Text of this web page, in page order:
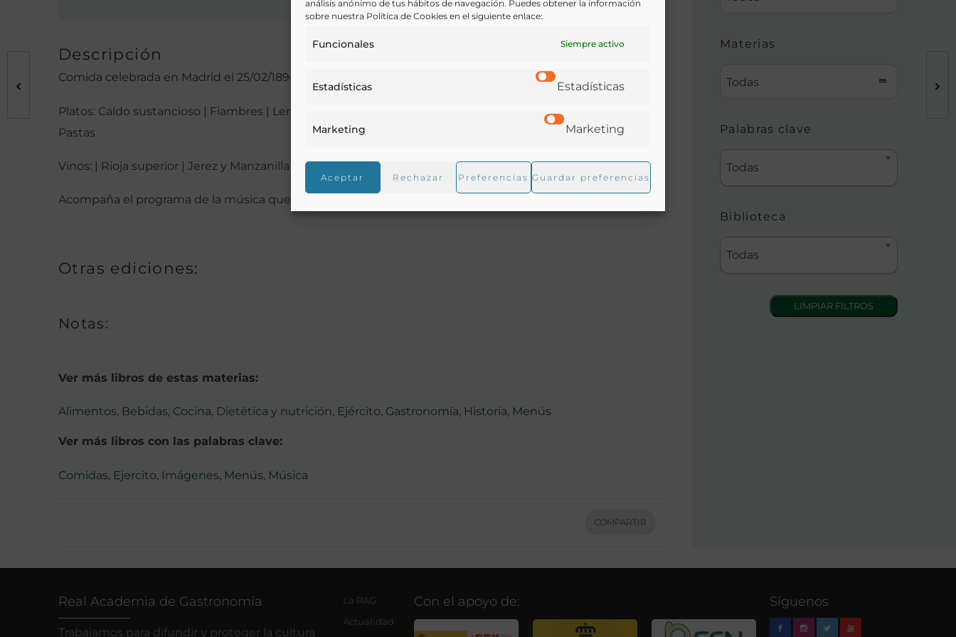
análisis anónimo de tus hábitos de navegación. Puedes obtener la información
sobre nuestra Política de Cookies en el siguiente enlace:
Funcionales Siempre activo
Estadísticas Estadísticas
Marketing Marketing
Aceptar Rechazar Preferencias Guardar preferencias
Descripción
Comida celebrada en Madrid el 25/02/1894
Platos: Caldo sustancioso | Fiambres | Lengua y pavo trufado | Jamón en dulce | Emparedados | Dulces y
Pastas
Vinos: | Rioja superior | Jerez y Manzanilla | Sidra espumosa | Champagne V.ve Amiot | Cafè:
Acompaña el programa de la música que se tocó durante la comida
Otras ediciones:
Notas:
Ver más libros de estas materias:
Alimentos, Bebidas, Cocina, Dietética y nutrición, Ejército, Gastronomía, Historia, Menús
Ver más libros con las palabras clave:
Comidas, Ejercito, Imágenes, Menús, Música
COMPARTIR
Materias
Todas
Palabras clave
Todas
Biblioteca
Todas
Real Academia de Gastronomía
Trabajamos para difundir y proteger la cultura
La RAG
Actualidad
Con el apoyo de: Síguenos